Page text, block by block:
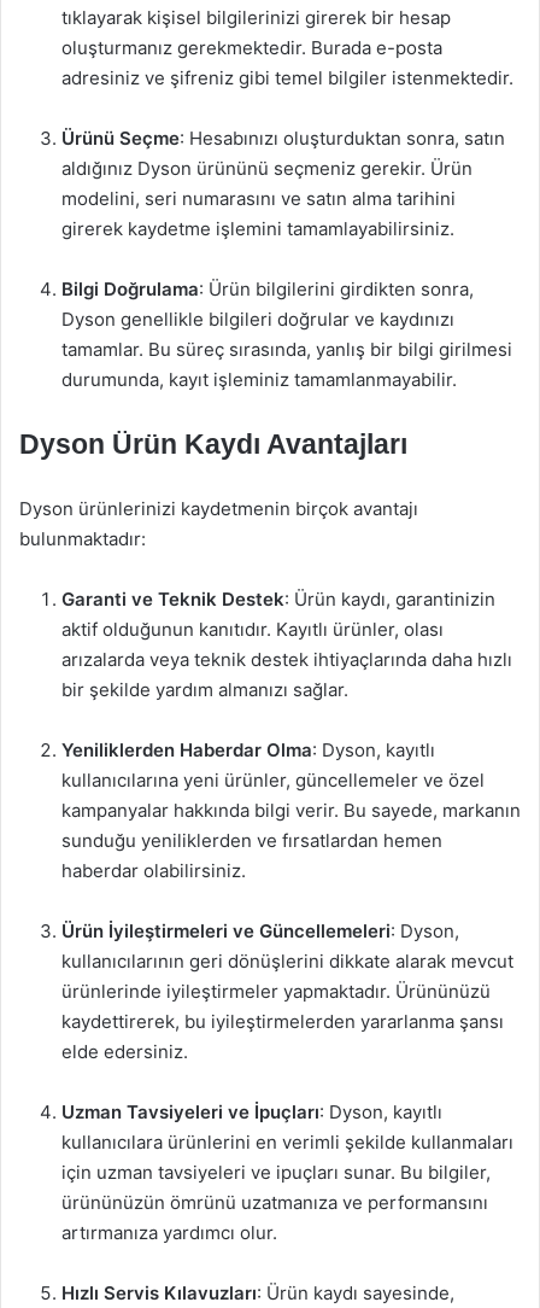
tıklayarak kişisel bilgilerinizi girerek bir hesap
oluşturmanız gerekmektedir. Burada e-posta
adresiniz ve şifreniz gibi temel bilgiler istenmektedir.
Ürünü Seçme: Hesabınızı oluşturduktan sonra, satın
aldığınız Dyson ürününü seçmeniz gerekir. Ürün
modelini, seri numarasını ve satın alma tarihini
girerek kaydetme işlemini tamamlayabilirsiniz.
Bilgi Doğrulama: Ürün bilgilerini girdikten sonra,
Dyson genellikle bilgileri doğrular ve kaydınızı
tamamlar. Bu süreç sırasında, yanlış bir bilgi girilmesi
durumunda, kayıt işleminiz tamamlanmayabilir.
Dyson Ürün Kaydı Avantajları
Dyson ürünlerinizi kaydetmenin birçok avantajı
bulunmaktadır:
Garanti ve Teknik Destek: Ürün kaydı, garantinizin
aktif olduğunun kanıtıdır. Kayıtlı ürünler, olası
arızalarda veya teknik destek ihtiyaçlarında daha hızlı
bir şekilde yardım almanızı sağlar.
Yeniliklerden Haberdar Olma: Dyson, kayıtlı
kullanıcılarına yeni ürünler, güncellemeler ve özel
kampanyalar hakkında bilgi verir. Bu sayede, markanın
sunduğu yeniliklerden ve fırsatlardan hemen
haberdar olabilirsiniz.
Ürün İyileştirmeleri ve Güncellemeleri: Dyson,
kullanıcılarının geri dönüşlerini dikkate alarak mevcut
ürünlerinde iyileştirmeler yapmaktadır. Ürününüzü
kaydettirerek, bu iyileştirmelerden yararlanma şansı
elde edersiniz.
Uzman Tavsiyeleri ve İpuçları: Dyson, kayıtlı
kullanıcılara ürünlerini en verimli şekilde kullanmaları
için uzman tavsiyeleri ve ipuçları sunar. Bu bilgiler,
ürününüzün ömrünü uzatmanıza ve performansını
artırmanıza yardımcı olur.
Hızlı Servis Kılavuzları: Ürün kaydı sayesinde,